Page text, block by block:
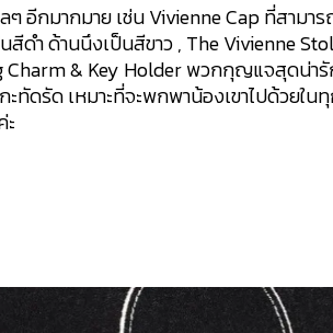
อีกมากมาย เช่น Vivienne Cap ที่สามาร
ดำ ด้านนึงเป็นสีขาว , The Vivienne
Charm & Key Holder พวกกุญแจสุดน่า
ทัดรัด เหมาะที่จะพกพาน้องเขาไปด้วยใน